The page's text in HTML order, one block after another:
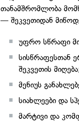
თანამშრომლობა
— შეკვეთიდან
უფრო სწრაფი
სისწრაფესთან
შეკვეთის
მენიუს
სიახლეები და
მარტივი და